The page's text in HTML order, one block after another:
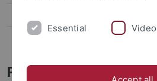
Prüfungsamt
Prüfungsamt für die
Essential